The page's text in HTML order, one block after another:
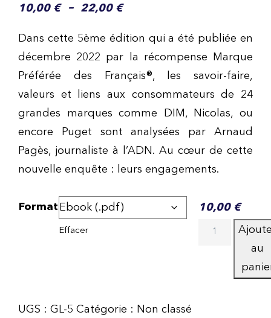
10,00 € – 22,00 €Plage
de
prix :
10,00 €
à
22,00 €
Dans cette 5ème édition qui a été publiée en
décembre 2022 par la récompense Marque
Préférée des Français®, les savoir-faire,
valeurs et liens aux consommateurs de 24
grandes marques comme DIM, Nicolas, ou
encore Puget sont analysées par Arnaud
Pagès, journaliste à l’ADN. Au cœur de cette
nouvelle enquête : leurs engagements.
Format
Effacer
10,00 €
quantité
au
UGS : GL-5 Catégorie : Non classé